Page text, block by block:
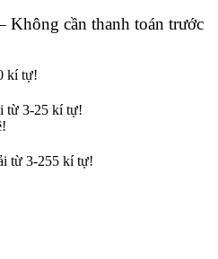
Không cần thanh toán trước
kí tự!
từ 3-25 kí tự!
từ 3-255 kí tự!